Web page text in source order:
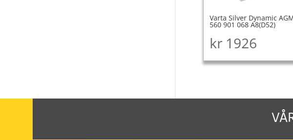
Varta Silver Dynamic
560 901 068 A8(D52)
kr1926